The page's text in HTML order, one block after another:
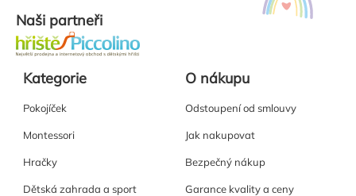
Naši partneři
Kategorie
Pokojíček
Montessori
Hračky
Dětská zahrada a sport
O nákupu
Odstoupení od smlouvy
Jak nakupovat
Bezpečný nákup
Garance kvality a ceny